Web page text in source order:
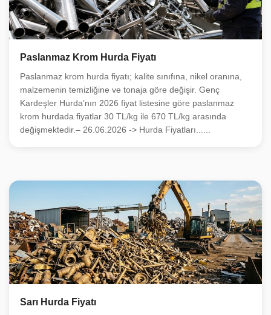
Paslanmaz Krom Hurda Fiyatı
Paslanmaz krom hurda fiyatı; kalite sınıfına, nikel oranına,
malzemenin temizliğine ve tonaja göre değişir. Genç
Kardeşler Hurda’nın 2026 fiyat listesine göre paslanmaz
krom hurdada fiyatlar 30 TL/kg ile 670 TL/kg arasında
değişmektedir.– 26.06.2026 -> Hurda Fiyatları......
Sarı Hurda Fiyatı